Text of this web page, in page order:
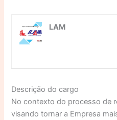
LAM
Descrição do cargo
No contexto do processo de
visando tornar a Empresa